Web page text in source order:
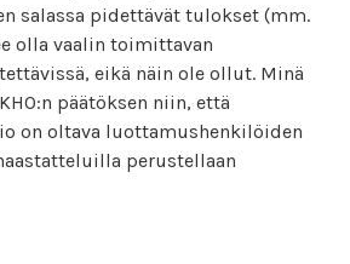
salassa pidettävät tulokset (mm.
olla vaalin toimittavan
eikä näin ole ollut. Minä
päätöksen niin, että
on oltava luottamushenkilöiden
perustellaan